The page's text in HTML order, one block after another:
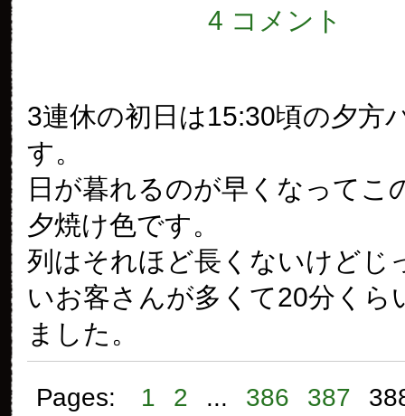
4 コメント
3連休の初日は15:30頃の夕方
す。
日が暮れるのが早くなってこ
夕焼け色です。
列はそれほど長くないけどじ
いお客さんが多くて20分くら
ました。
Pages: 1 2 ... 386 387